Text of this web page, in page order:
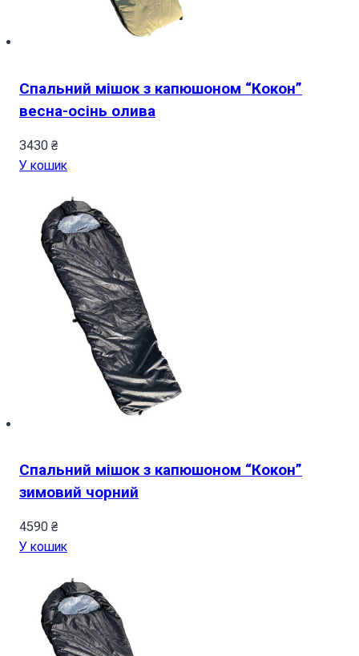
Спальний мішок з капюшоном “Кокон”
весна-осінь олива
3430 ₴
У кошик
Спальний мішок з капюшоном “Кокон”
зимовий чорний
4590 ₴
У кошик